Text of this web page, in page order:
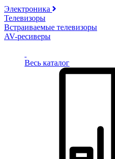
Электроника
Телевизоры
Встраиваемые телевизоры
AV-ресиверы
Весь каталог